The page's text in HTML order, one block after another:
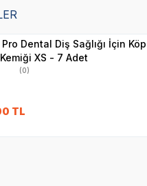
Pro Dental Diş Sağlığı İçin
XS - 7 Adet
(0)
TL